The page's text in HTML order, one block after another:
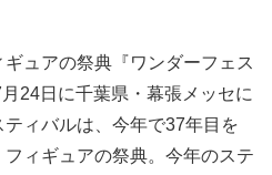
ュアの祭典『ワンダーフェス
24日に千葉県・幕張メッセに
ィバルは、今年で37年目を
ィギュアの祭典。今年のステ